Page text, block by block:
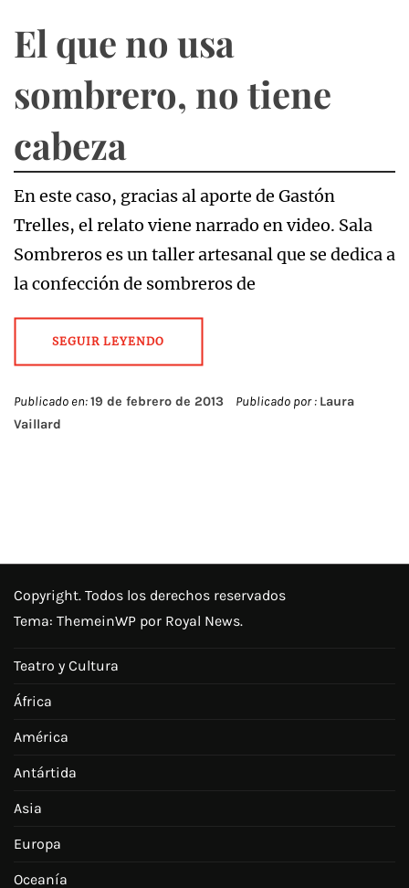
El que no usa
sombrero, no tiene
cabeza
En este caso, gracias al aporte de Gastón
Trelles, el relato viene narrado en video. Sala
Sombreros es un taller artesanal que se dedica a
la confección de sombreros de
SEGUIR LEYENDO
Publicado en:19 de febrero de 2013 Publicado por : Laura
Vaillard
Copyright. Todos los derechos reservados
Tema: ThemeinWP por Royal News.
Teatro y Cultura
África
América
Antártida
Asia
Europa
Oceanía